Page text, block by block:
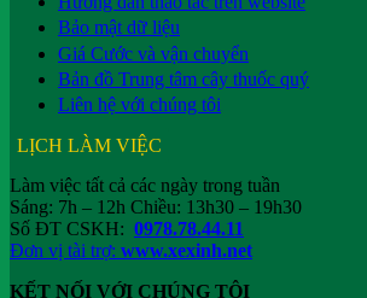
Bảo mật dữ liệu
Giá Cước và vận chuyển
Bản đồ Trung tâm cây thuốc quý
Liên hệ với chúng tôi
LỊCH LÀM VIỆC
Làm việc tất cả các ngày trong tuần
Sáng: 7h – 12h Chiều: 13h30 – 19h30
Số ĐT CSKH: 0978.78.44.11
Đơn vị tài trợ: www.xexinh.net
KẾT NỐI VỚI CHÚNG TÔI